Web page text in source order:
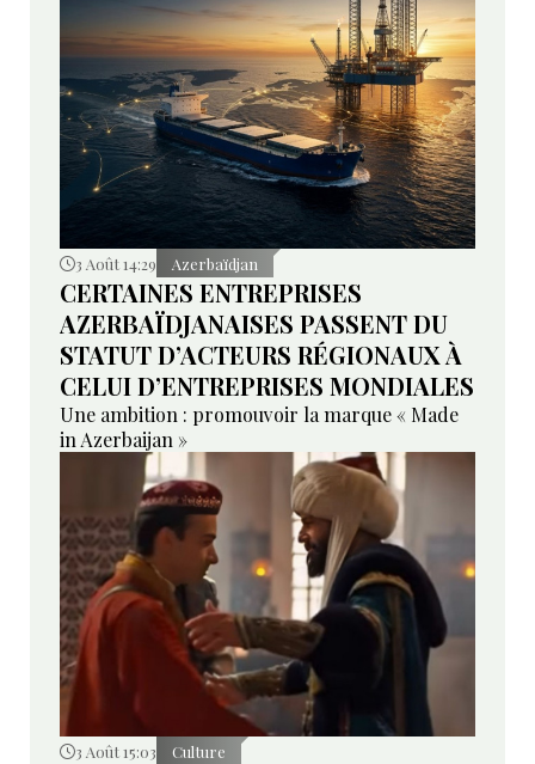
3 Août 14:29 Azerbaïdjan
CERTAINES ENTREPRISES
AZERBAÏDJANAISES PASSENT DU
STATUT D’ACTEURS RÉGIONAUX À
CELUI D’ENTREPRISES MONDIALES
Une ambition : promouvoir la marque « Made
in Azerbaijan »
3 Août 15:03 Culture